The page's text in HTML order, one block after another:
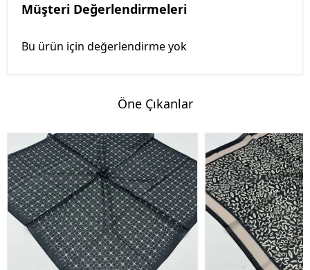
Müşteri Değerlendirmeleri
Bu ürün için değerlendirme yok
Öne Çıkanlar